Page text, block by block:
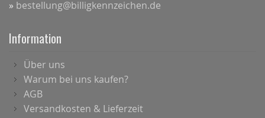
» bestellung@billigkennzeichen.de
Information
Über uns
Warum bei uns kaufen?
AGB
Versandkosten & Lieferzeit